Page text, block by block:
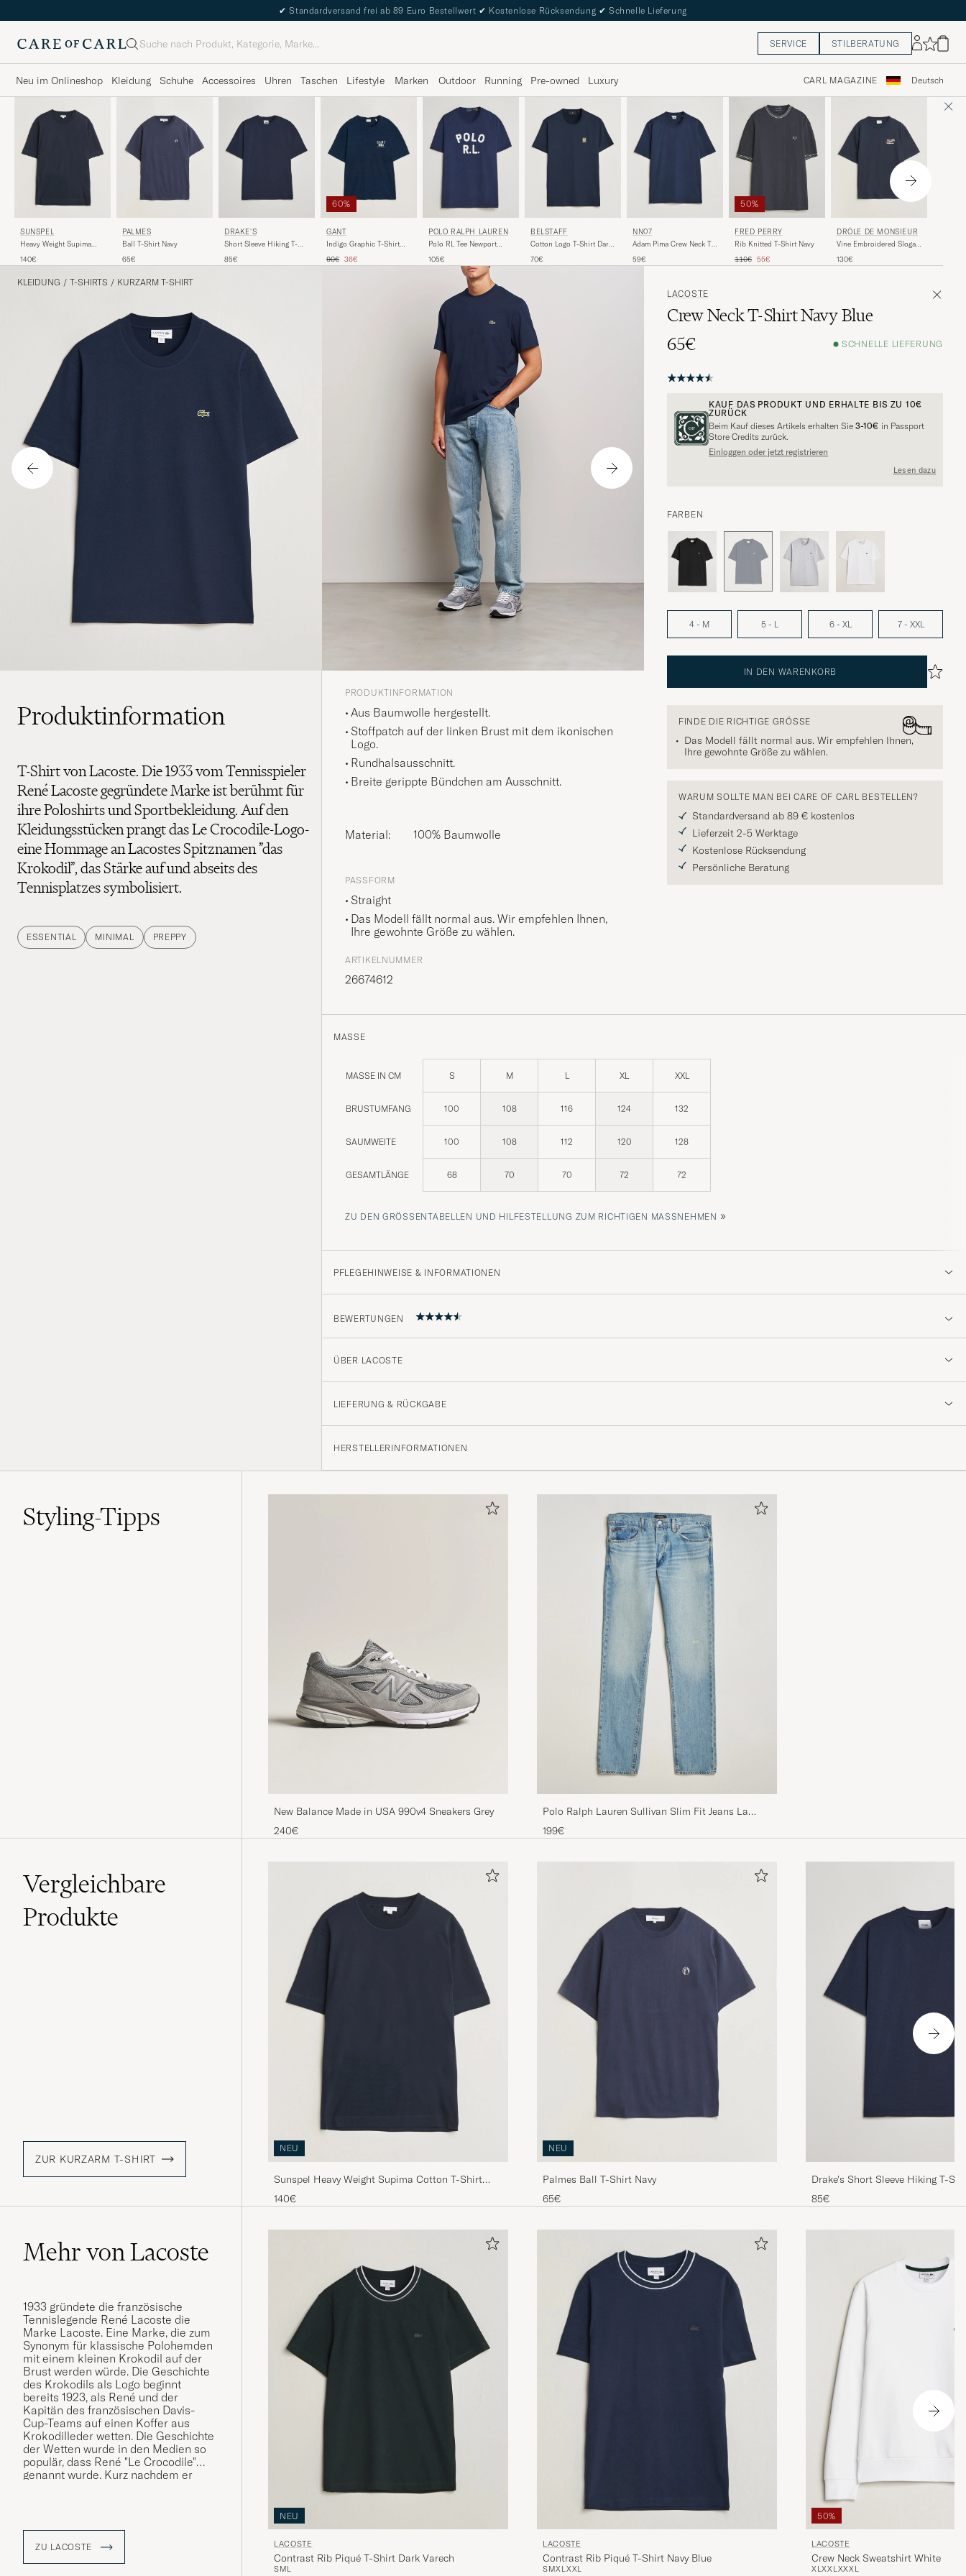
✔ Standardversand frei ab 89 Euro Bestellwert ✔ Kostenlose Rücksendung ✔ Schnelle Lieferung
Suche SERVICE STILBERATUNG
Neu im Onlineshop Kleidung Schuhe Accessoires Uhren Taschen Lifestyle Marken Outdoor Running Pre-owned Luxury CARL MAGAZINE Deutsch
SUNSPEL
Heavy Weight Supima
Navy
140€
PALMES
Ball T-Shirt Navy
65€
DRAKE'S
Short Sleeve Hiking T-
85€
60%
GANT
Indigo Graphic T-Shirt
Regulärer Preis
90€ Reduzierter Preis
36€
POLO RALPH LAUREN
Polo RL Tee Newport
105€
BELSTAFF
Cotton Logo T-Shirt Dark
70€
NN07
Adam Pima Crew Neck T-
59€
50%
FRED PERRY
Rib Knitted T-Shirt Navy
Regulärer Preis
110€ Reduzierter Preis
55€
DRÔLE DE MONSIEUR
Vine Embroidered Slogan
130€
KLEIDUNG / T-SHIRTS / KURZARM T-SHIRT
LACOSTE
Crew Neck T-Shirt Navy Blue
65€
SCHNELLE LIEFERUNG
KAUF DAS PRODUKT UND ERHALTE BIS ZU 10€
ZURÜCK
Beim Kauf dieses Artikels erhalten Sie 3-10€ in Passport
Store Credits zurück.
Einloggen oder jetzt registrieren
Lesen dazu
FARBEN
4 - M 5 - L 6 - XL 7 - XXL
IN DEN WARENKORB
FINDE DIE RICHTIGE GRÖSSE
Das Modell fällt normal aus. Wir empfehlen Ihnen,
Ihre gewohnte Größe zu wählen.
WARUM SOLLTE MAN BEI CARE OF CARL BESTELLEN?
Standardversand ab 89 € kostenlos
Lieferzeit 2-5 Werktage
Kostenlose Rücksendung
Persönliche Beratung
Produktinformation
T-Shirt von Lacoste. Die 1933 vom Tennisspieler
René Lacoste gegründete Marke ist berühmt für
ihre Poloshirts und Sportbekleidung. Auf den
Kleidungsstücken prangt das Le Crocodile-Logo-
eine Hommage an Lacostes Spitznamen ”das
Krokodil”, das Stärke auf und abseits des
Tennisplatzes symbolisiert.
ESSENTIAL MINIMAL PREPPY
PRODUKTINFORMATION
Aus Baumwolle hergestellt.
Stoffpatch auf der linken Brust mit dem ikonischen
Logo.
Rundhalsausschnitt.
Breite gerippte Bündchen am Ausschnitt.
Material: 100% Baumwolle
PASSFORM
Straight
Das Modell fällt normal aus. Wir empfehlen Ihnen,
Ihre gewohnte Größe zu wählen.
ARTIKELNUMMER
26674612
MASSE
MASSE IN CM S M L XL XXL
BRUSTUMFANG 100 108 116 124 132
SAUMWEITE 100 108 112 120 128
GESAMTLÄNGE 68 70 70 72 72
ZU DEN GRÖSSENTABELLEN UND HILFESTELLUNG ZUM RICHTIGEN MASSNEHMEN »
PFLEGEHINWEISE & INFORMATIONEN
BEWERTUNGEN
NIKLAS E
Passer til mine lacoste badebukser 🩳
PETER H GEKAUFT AM AUF CAREOFCARL.DK
ÜBER LACOSTE
LIEFERUNG & RÜCKGABE
HERSTELLERINFORMATIONEN
Styling-Tipps
New Balance Made in USA 990v4 Sneakers Grey
240€
Polo Ralph Lauren Sullivan Slim Fit Jeans La
Breya
199€
Vergleichbare
Produkte
ZUR KURZARM T-SHIRT
NEU
Sunspel Heavy Weight Supima Cotton T-Shirt
Midnight Navy
140€
NEU
Palmes Ball T-Shirt Navy
65€
Drake's Short Sleeve Hiking T-
85€
Mehr von Lacoste
1933 gründete die französische
Tennislegende René Lacoste die
Marke Lacoste. Eine Marke, die zum
Synonym für klassische Polohemden
mit einem kleinen Krokodil auf der
Brust werden würde. Die Geschichte
des Krokodils als Logo beginnt
bereits 1923, als René und der
Kapitän des französischen Davis-
Cup-Teams auf einen Koffer aus
Krokodilleder wetten. Die Geschichte
der Wetten wurde in den Medien so
populär, dass René "Le Crocodile"
genannt wurde. Kurz nachdem er
ZU LACOSTE
NEU
LACOSTE
Contrast Rib Piqué T-Shirt Dark Varech
SML
LACOSTE
Contrast Rib Piqué T-Shirt Navy Blue
SMXLXXL
50%
LACOSTE
Crew Neck Sweatshirt White
XLXXLXXXL